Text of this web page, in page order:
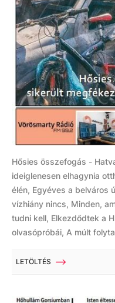
Hősies összefogás -
ideiglenesen elhagynia
élén, Egyéves a belváros
vízhiány nincs, Minden,
tudni kell, Elkezdődtek a
olvasópróbái, A múlt
LETÖLTÉS